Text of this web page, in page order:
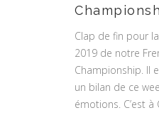
Clap de fin pour
2019 de notre
Championship. Il
un bilan de ce
émotions. C’est à